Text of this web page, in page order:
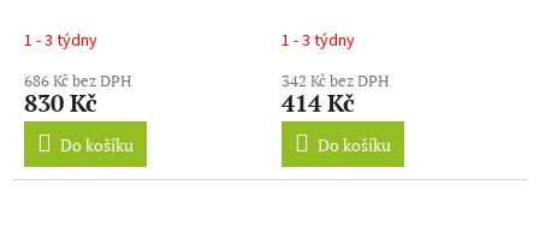
1 - 3 týdny
686 Kč bez DPH
830 Kč
Do košíku
1 - 3 týdny
342 Kč bez DPH
414 Kč
Do košíku